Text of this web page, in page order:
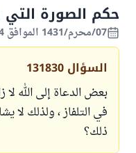
حكم الصورة التي
07/محرم/1431 الموافق 24/ديسمبر/2009
السؤال 131830
بعض الدعاة إلى الله
في التلفاز ، ولذلك لا
ذلك؟